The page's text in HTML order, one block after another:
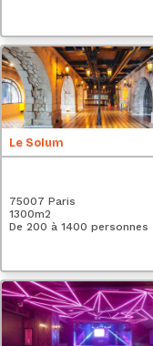
Le Solum
75007 Paris
1300m2
De 200 à 1400 personnes